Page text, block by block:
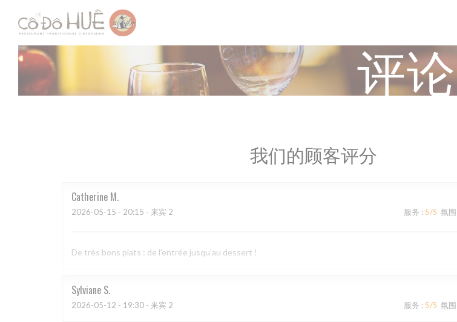
评论
我们的顾客评分
Catherine M
2026-05-15 - 20:15 - 来宾 2 服务 : 5/5 氛围
De très bons plats : de l'entrée jusqu'au dessert !
Sylviane S
2026-05-12 - 19:30 - 来宾 2 服务 : 5/5 氛围